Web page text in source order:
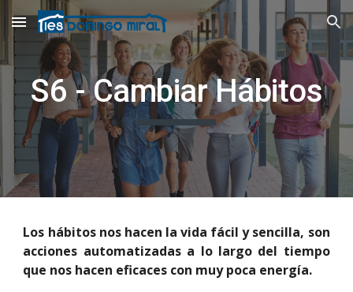
Skip to main content Skip to navigation
S6 - Cambiar Hábitos
Los hábitos nos hacen la vida fácil y sencilla, son
acciones automatizadas a lo largo del tiempo
que nos hacen eficaces con muy poca energía.